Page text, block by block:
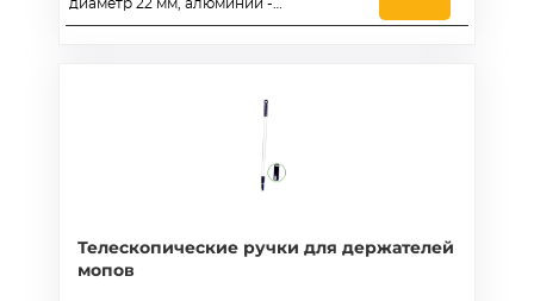
диаметр 22 мм, алюминий -
Телескопические ручки для держателей
мопов